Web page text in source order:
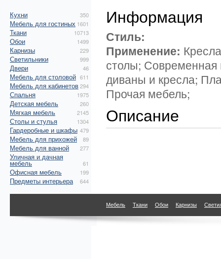
Кухни 350
Мебель для гостиных 1601
Ткани 10713
Обои 1499
Карнизы 229
Светильники 999
Двери 46
Мебель для столовой 611
Мебель для кабинетов294
Спальня 1975
Детская мебель 260
Мягкая мебель 2145
Столы и стулья 1304
Гардеробные и шкафы 479
Мебель для прихожей 89
Мебель для ванной 277
Уличная и дачная
мебель 61
Офисная мебель 199
Предметы интерьера 644
Информация
Стиль:
Применение:
столы;
диваны и кресла;
Прочая мебель;
Описание
Мебель Ткани Обои Карнизы